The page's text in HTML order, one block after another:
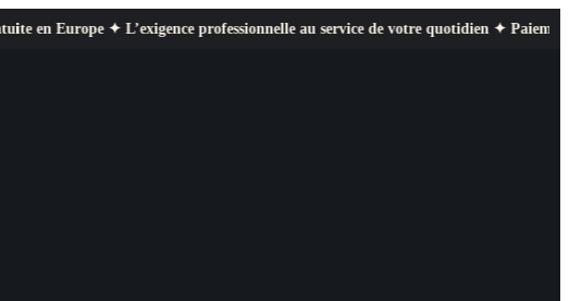
✦ L’exigence professionnelle au service de votre quotidien ✦ Paiement sécurisé